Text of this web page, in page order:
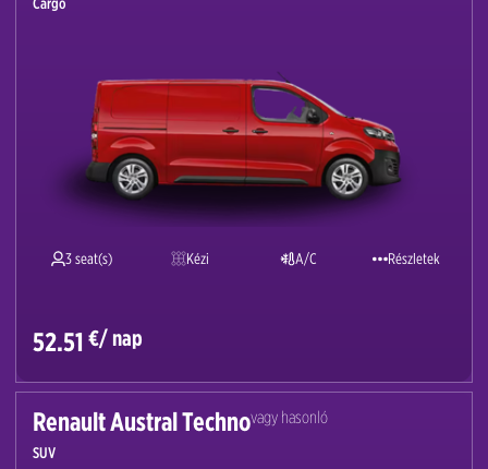
Cargo
3 seat(s) Kézi A/C Részletek
52.51 €/ nap
Renault Austral Technovagy hasonló
SUV